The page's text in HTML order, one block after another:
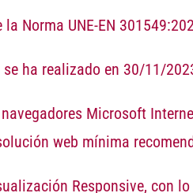
la Norma UNE-EN
ha realizado en 30/11/
Microsoft
web mínima
Responsive, con